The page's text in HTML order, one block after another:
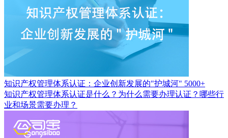
知识产权管理体系认证：企业创新发展的"护城河" 5000+
知识产权管理体系认证是什么？为什么需要办理认证？哪些行
业和场景需要办理？